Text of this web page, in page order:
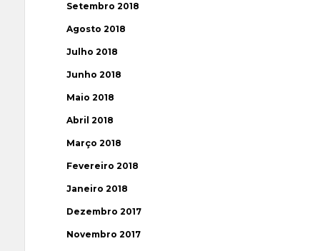
Setembro 2018
Agosto 2018
Julho 2018
Junho 2018
Maio 2018
Abril 2018
Março 2018
Fevereiro 2018
Janeiro 2018
Dezembro 2017
Novembro 2017